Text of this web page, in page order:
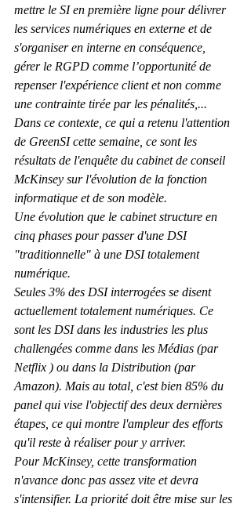
mettre le SI en première ligne pour délivrer
les services numériques en externe et de
s'organiser en interne en conséquence,
gérer le RGPD comme l’opportunité de
repenser l'expérience client et non comme
une contrainte tirée par les pénalités,...
Dans ce contexte, ce qui a retenu l'attention
de GreenSI cette semaine, ce sont les
résultats de l'enquête du cabinet de conseil
McKinsey sur l'évolution de la fonction
informatique et de son modèle.
Une évolution que le cabinet structure en
cinq phases pour passer d'une DSI
"traditionnelle" à une DSI totalement
numérique.
Seules 3% des DSI interrogées se disent
actuellement totalement numériques. Ce
sont les DSI dans les industries les plus
challengées comme dans les Médias (par
Netflix ) ou dans la Distribution (par
Amazon). Mais au total, c'est bien 85% du
panel qui vise l'objectif des deux dernières
étapes, ce qui montre l'ampleur des efforts
qu'il reste à réaliser pour y arriver.
Pour McKinsey, cette transformation
n'avance donc pas assez vite et devra
s'intensifier. La priorité doit être mise sur les